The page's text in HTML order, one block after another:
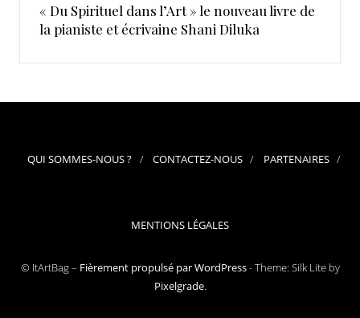
« Du Spirituel dans l’Art » le nouveau livre de
la pianiste et écrivaine Shani Diluka
QUI SOMMES-NOUS ? CONTACTEZ-NOUS PARTENAIRES
MENTIONS LÉGALES
© ItArtBag – Fièrement propulsé par WordPress-Theme: Silk Lite by
Pixelgrade.